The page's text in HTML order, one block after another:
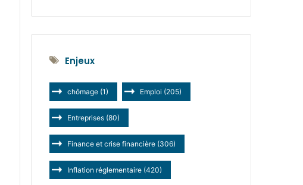
Enjeux
chômage (1) Emploi (205)
Entreprises (80)
Finance et crise financière (306)
Inflation réglementaire (420)